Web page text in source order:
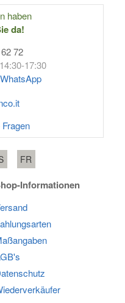
haben
da!
72
17:30
FR
Informationen